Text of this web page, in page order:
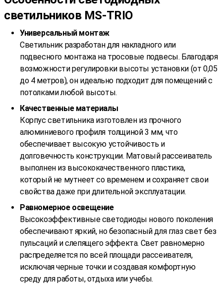
светильников MS-TRIO
Универсальный монтаж
Светильник разработан для накладного или
подвесного монтажа на тросовые подвесы. Благодаря
возможности регулировки высоты установки (от 0,05
до 4 метров), он идеально подходит для помещений с
потолками любой высоты.
Качественные материалы
Корпус светильника изготовлен из прочного
алюминиевого профиля толщиной 3 мм, что
обеспечивает высокую устойчивость и
долговечность конструкции. Матовый рассеиватель
выполнен из высококачественного пластика,
который не мутнеет со временем и сохраняет свои
свойства даже при длительной эксплуатации.
Равномерное освещение
Высокоэффективные светодиоды нового поколения
обеспечивают яркий, но безопасный для глаз свет без
пульсаций и слепящего эффекта. Свет равномерно
распределяется по всей площади рассеивателя,
исключая черные точки и создавая комфортную
среду для работы, отдыха или учебы.